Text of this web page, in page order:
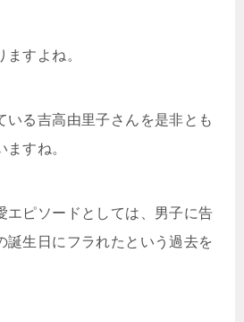
すよね。
いる吉高由里子さんを是非とも
すね。
エピソードとしては、男子に告
誕生日にフラれたという過去を